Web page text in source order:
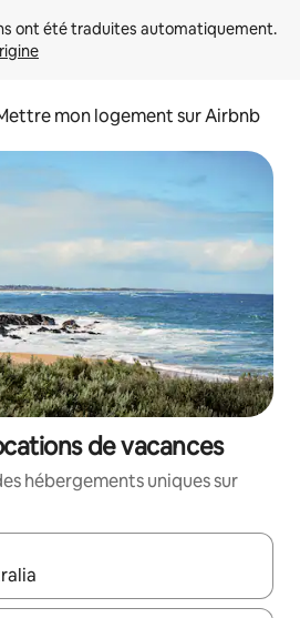
mon logement sur Airbnb
de vacances
hébergements uniques sur
utilisez les flèches vers le